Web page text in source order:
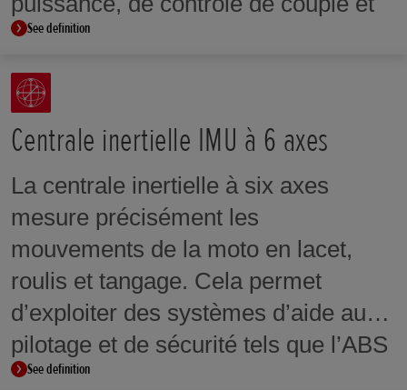
de frein moteur afin de s’adapter aux
préférences du pilote ou aux
conditions de conduite.
See definition
Centrale inertielle IMU à 6 axes
La centrale inertielle à six axes
mesure précisément les
mouvements de la moto en lacet,
roulis et tangage. Cela permet
d’exploiter des systèmes d’aide au
pilotage et de sécurité tels que l’ABS
en virage et le contrôle du délestage
See definition